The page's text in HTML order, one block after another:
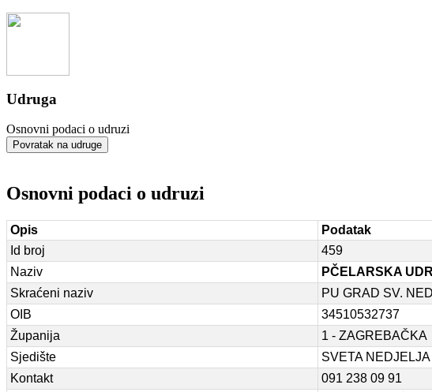
Udruga
Osnovni podaci o udruzi
Povratak na udruge
Osnovni podaci o udruzi
Opis
Podatak
Id broj
459
Naziv
PČELARSKA
Skraćeni naziv
PU GRAD SV.
OIB
34510532737
Županija
1 - ZAGREBAČKA
Sjedište
SVETA NEDJELJA
Kontakt
091 238 09 91